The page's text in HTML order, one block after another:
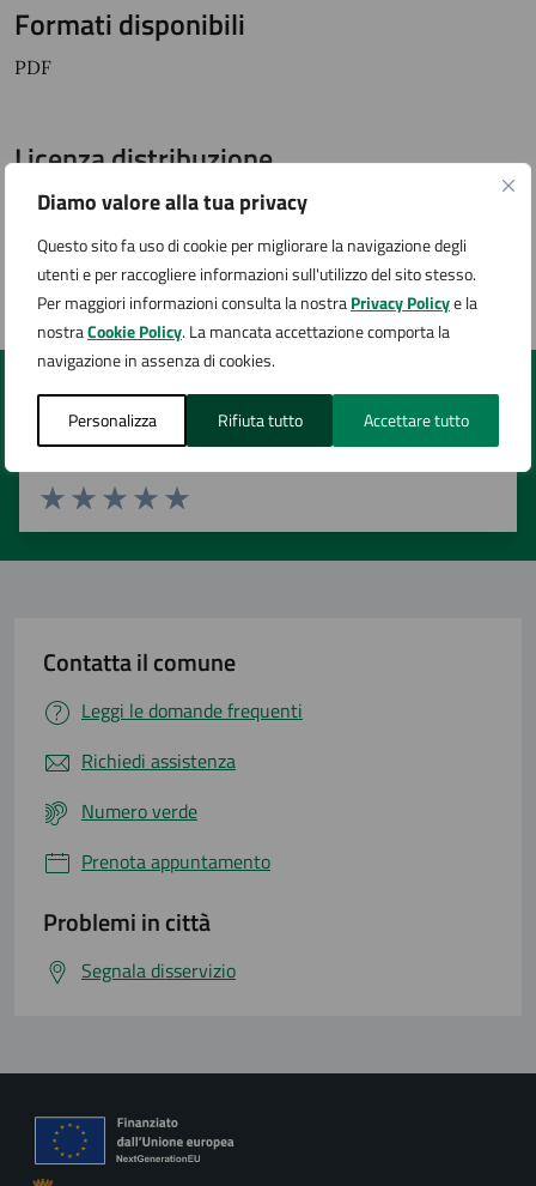
Diamo valore alla tua privacy
Questo sito fa uso di cookie per migliorare la navigazione degli
utenti e per raccogliere informazioni sull'utilizzo del sito stesso.
Per maggiori informazioni consulta la nostraPrivacy Policye la
nostraCookie Policy. La mancata accettazione comporta la
navigazione in assenza di cookies.
Personalizza Rifiuta tutto Accettare tutto
Formati disponibili
PDF
Licenza distribuzione
licenza aperta
Ultimo aggiornamento:26/03/2025, 13:33
Quanto sono chiare le informazioni su questa
pagina?
Valuta 5 stelle su 5
Valuta 4 stelle su 5
Valuta 3 stelle su 5
Valuta 2 stelle su 5
Valuta 1 stelle su 5
Contatta il comune
Leggi le domande frequenti
Richiedi assistenza
Numero verde
Prenota appuntamento
Problemi in città
Segnala disservizio